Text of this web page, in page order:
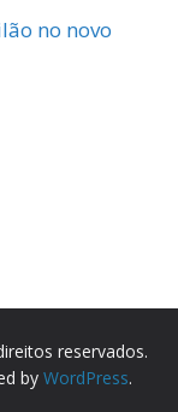
no novo
reservados.
by WordPress.